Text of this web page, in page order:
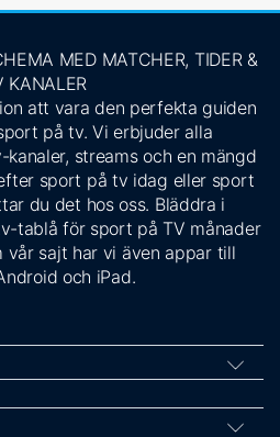
MED MATCHER, TIDER &
KANALER
att vara den perfekta guiden
på tv. Vi erbjuder alla
streams och en mängd
sport på tv idag eller sport
du det hos oss. Bläddra i
tablå för sport på TV månader
sajt har vi även appar till
och iPad.